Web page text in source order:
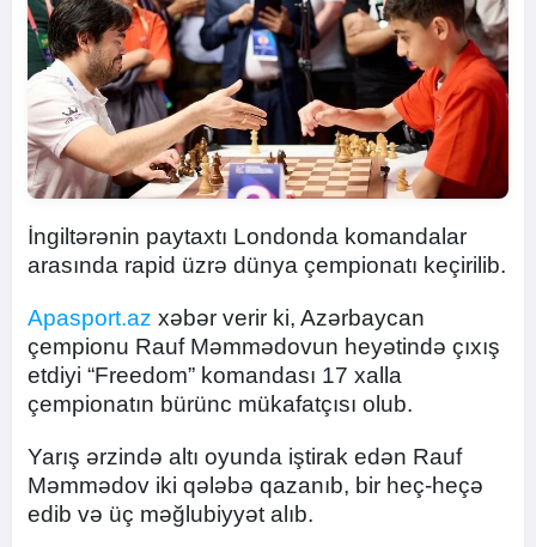
İngiltərənin paytaxtı Londonda komandalar
arasında rapid üzrə dünya çempionatı keçirilib.
Apasport.az xəbər verir ki, Azərbaycan
çempionu Rauf Məmmədovun heyətində çıxış
etdiyi “Freedom” komandası 17 xalla
çempionatın bürünc mükafatçısı olub.
Yarış ərzində altı oyunda iştirak edən Rauf
Məmmədov iki qələbə qazanıb, bir heç-heçə
edib və üç məğlubiyyət alıb.